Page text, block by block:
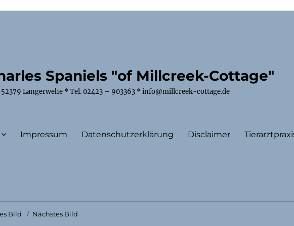
Spaniels "of Millcreek-Cottage"
Langerwehe * Tel. 02423 – 903363 * info@millcreek-cottage.de
Impressum Datenschutzerklärung Disclaimer
Bild Nächstes Bild